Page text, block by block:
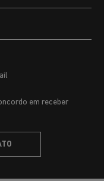
em receber